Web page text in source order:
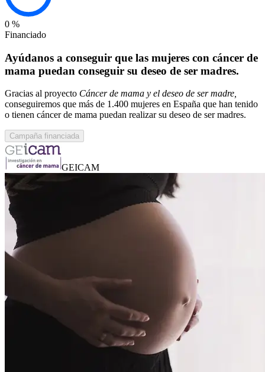
0 %
Financiado
Ayúdanos a conseguir que las mujeres con cáncer de
mama puedan conseguir su deseo de ser madres.
Gracias al proyecto Cáncer de mama y el deseo de ser madre,
conseguiremos que más de 1.400 mujeres en España que han tenido
o tienen cáncer de mama puedan realizar su deseo de ser madres.
Campaña financiada
GEICAM